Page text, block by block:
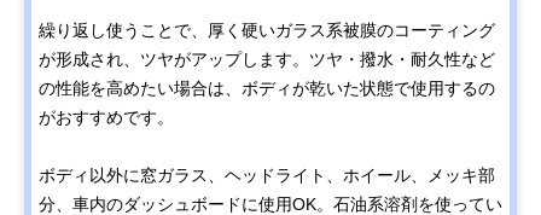
繰り返し使うことで、厚く硬いガラス系被膜のコーティング
が形成され、ツヤがアップします。ツヤ・撥水・耐久性など
の性能を高めたい場合は、ボディが乾いた状態で使用するの
がおすすめです。
ボディ以外に窓ガラス、ヘッドライト、ホイール、メッキ部
分、車内のダッシュボードに使用OK。石油系溶剤を使ってい